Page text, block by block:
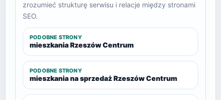
zrozumieć strukturę serwisu i relacje między stronami
SEO.
PODOBNE STRONY
mieszkania Rzeszów Centrum
PODOBNE STRONY
mieszkania na sprzedaż Rzeszów Centrum